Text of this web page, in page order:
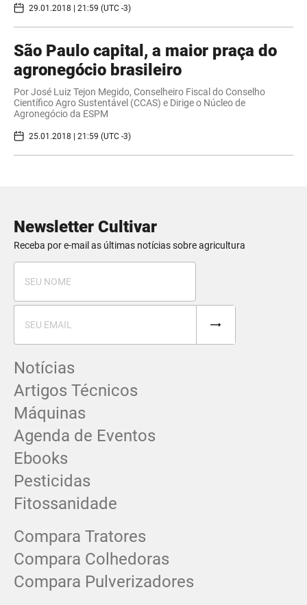
29.01.2018 | 21:59 (UTC -3)
São Paulo capital, a maior praça do
agronegócio brasileiro
Por José Luiz Tejon Megido, Conselheiro Fiscal do Conselho
Científico Agro Sustentável (CCAS) e Dirige o Núcleo de
Agronegócio da ESPM
25.01.2018 | 21:59 (UTC -3)
Newsletter Cultivar
Receba por e-mail as últimas notícias sobre agricultura
Notícias
Artigos Técnicos
Máquinas
Agenda de Eventos
Ebooks
Pesticidas
Fitossanidade
Compara Tratores
Compara Colhedoras
Compara Pulverizadores